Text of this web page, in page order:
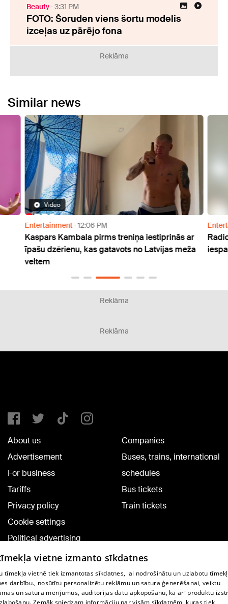
Beauty 3:31 PM
FOTO: Šoruden viens šortu modelis
izceļas uz pārējo fona
Reklāma
Similar news
Video
Entertainment 12:06 PM
Kaspars Kambala pirms treniņa iestiprinās ar
īpašu dzērienu, kas gatavots no Latvijas meža
veltēm
Reklāma
Reklāma
About us
Advertisement
For business
Tariffs
Privacy policy
Cookie settings
Political advertising
Cookie policy
Commenting terms
Companies
Buses, trains, international
schedules
Bus tickets
Train tickets
TV program
vietne izmanto sīkdatnes
tīmekļa vietnē tiek izmantotas sīkdatnes, lai nodrošinātu un uzlabotu
darbību., nosūtītu personalizētu reklāmu un satura ģenerēšanai, veiktu
un satura mērījumus, auditorijas datu apkopošanu, kā arī produktu
Zemāk sniedzam informāciju par visām sīkdatnēm, kuras tiek